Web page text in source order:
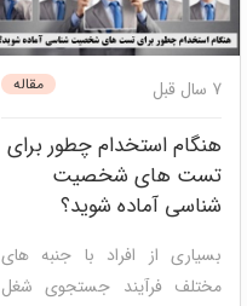
دیسک شخصیت شناسی
مصاحبه و استخدام
مدیریت
استعداد منابع انسانی
پنل
مقاله 7 سال قبل
هنگام استخدام چطور برای
تست های شخصیت
شناسی آماده شوید؟
بسیاری از افراد با جنبه های
مختلف فرآیند جستجوی شغل